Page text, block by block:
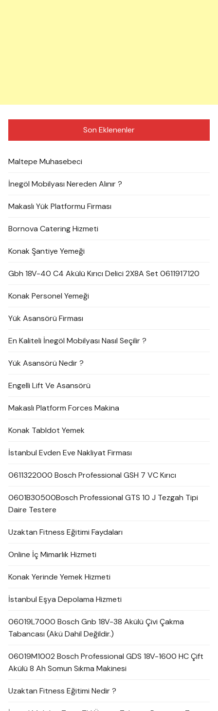
Son Eklenenler
Maltepe Muhasebeci
İnegöl Mobilyası Nereden Alınır ?
Makaslı Yük Platformu Firması
Bornova Catering Hizmeti
Konak Şantiye Yemeği
Gbh 18V-40 C4 Akülü Kırıcı Delici 2X8A Set 0611917120
Konak Personel Yemeği
Yük Asansörü Firması
En Kaliteli İnegöl Mobilyası Nasıl Seçilir ?
Yük Asansörü Nedir ?
Engelli Lift Ve Asansörü
Makaslı Platform Forces Makina
Konak Tabldot Yemek
İstanbul Evden Eve Nakliyat Firması
0611322000 Bosch Professional GSH 7 VC Kırıcı
0601B30500Bosch Professional GTS 10 J Tezgah Tipi
Daire Testere
Uzaktan Fitness Eğitimi Faydaları
Online İç Mimarlık Hizmeti
Konak Yerinde Yemek Hizmeti
İstanbul Eşya Depolama Hizmeti
06019L7000 Bosch Gnb 18V-38 Akülü Çivi Çakma
Tabancası (Akü Dahil Değildir.)
06019M1002 Bosch Professional GDS 18V-1600 HC Çift
Akülü 8 Ah Somun Sıkma Makinesi
Uzaktan Fitness Eğitimi Nedir ?